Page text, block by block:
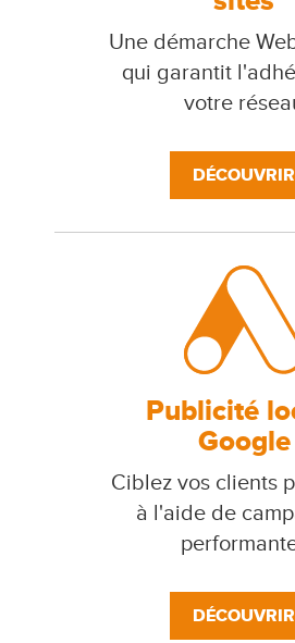
Une démarche
qui garantit
votre
DÉCOUVRIR
Publicité
Google
Ciblez vos clients
à l'aide de
DÉCOUVRIR